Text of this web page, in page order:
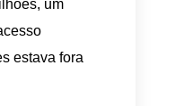
um
estava fora